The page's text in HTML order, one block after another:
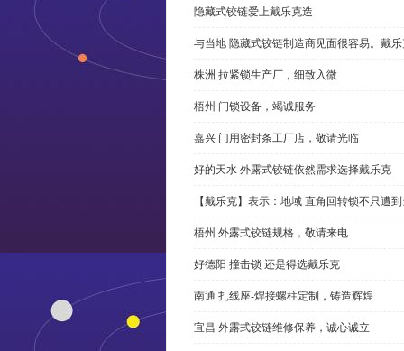
隐藏式铰链爱上戴乐克造
与当地 隐藏式铰链制造商见面很容易。戴
株洲 拉紧锁生产厂，细致入微
梧州 闩锁设备，竭诚服务
嘉兴 门用密封条工厂店，敬请光临
好的天水 外露式铰链依然需求选择戴乐克
【戴乐克】表示：地域 直角回转锁不只遭
梧州 外露式铰链规格，敬请来电
好德阳 撞击锁 还是得选戴乐克
南通 扎线座-焊接螺柱定制，铸造辉煌
宜昌 外露式铰链维修保养，诚心诚立